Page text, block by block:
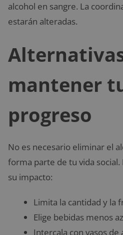
alcohol en sangre. La
estarán alteradas.
mantener
progreso
No es necesario eliminar el
forma parte de tu vida
su impacto:
Limita la cantidad y la
Elige bebidas menos
Intercala con vasos de